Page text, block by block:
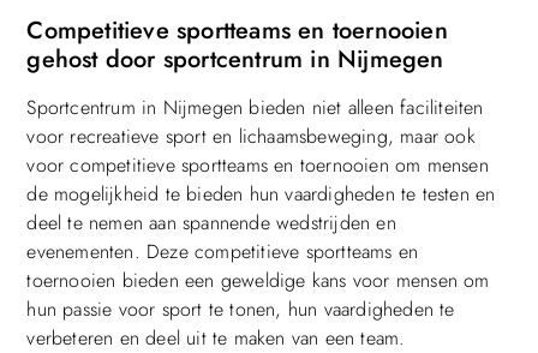
Competitieve sportteams en toernooien
gehost door sportcentrum in Nijmegen
Sportcentrum in Nijmegen bieden niet alleen faciliteiten
voor recreatieve sport en lichaamsbeweging, maar ook
voor competitieve sportteams en toernooien om mensen
de mogelijkheid te bieden hun vaardigheden te testen en
deel te nemen aan spannende wedstrijden en
evenementen. Deze competitieve sportteams en
toernooien bieden een geweldige kans voor mensen om
hun passie voor sport te tonen, hun vaardigheden te
verbeteren en deel uit te maken van een team.